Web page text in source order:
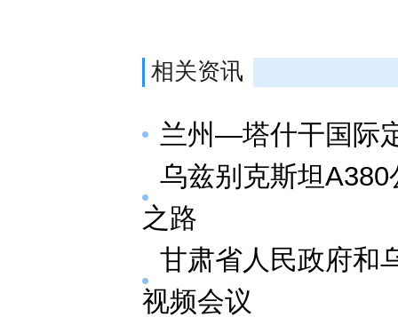
相关资讯
兰州—塔什干国际
乌兹别克斯坦
之路
甘肃省人民政府和
视频会议